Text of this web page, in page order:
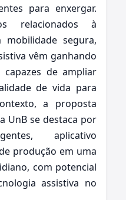
para enxergar.
relacionados à
segura,
vêm ganhando
de ampliar
de vida para
a proposta
UnB se destaca por
aplicativo
produção em uma
com potencial
assistiva no